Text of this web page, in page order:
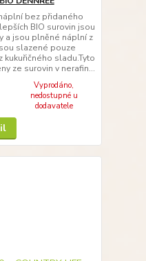
bez přidaného
BIO surovin jsou
a jsou plněné náplní z
slazené pouze
kukuřičného sladu.Tyto
ze surovin v nerafin...
Vyprodáno,
nedostupné u
dodavatele